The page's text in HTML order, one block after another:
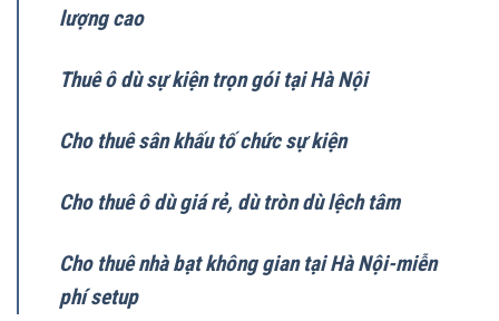
lượng cao
Thuê ô dù sự kiện trọn gói tại Hà Nội
Cho thuê sân khấu tố chức sự kiện
Cho thuê ô dù giá rẻ, dù tròn dù lệch tâm
Cho thuê nhà bạt không gian tại Hà Nội-miễn
phí setup